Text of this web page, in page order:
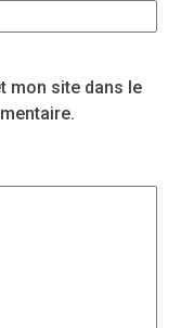
mon site dans le